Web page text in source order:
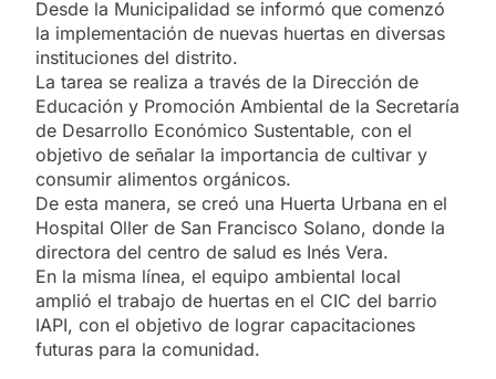
Desde la Municipalidad se informó que comenzó
la implementación de nuevas huertas en diversas
instituciones del distrito.
La tarea se realiza a través de la Dirección de
Educación y Promoción Ambiental de la Secretaría
de Desarrollo Económico Sustentable, con el
objetivo de señalar la importancia de cultivar y
consumir alimentos orgánicos.
De esta manera, se creó una Huerta Urbana en el
Hospital Oller de San Francisco Solano, donde la
directora del centro de salud es Inés Vera.
En la misma línea, el equipo ambiental local
amplió el trabajo de huertas en el CIC del barrio
IAPI, con el objetivo de lograr capacitaciones
futuras para la comunidad.